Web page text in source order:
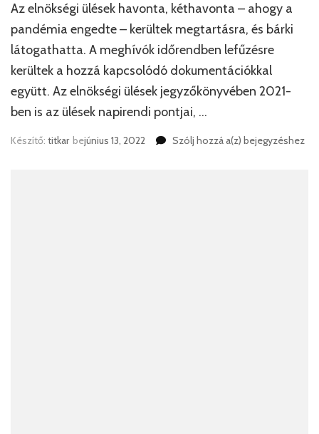
Az elnökségi ülések havonta, kéthavonta – ahogy a
pandémia engedte – kerültek megtartásra, és bárki
látogathatta. A meghívók időrendben lefűzésre
kerültek a hozzá kapcsolódó dokumentációkkal
együtt. Az elnökségi ülések jegyzőkönyvében 2021-
ben is az ülések napirendi pontjai, …
Készítő: titkar bejúnius 13, 2022 Szólj hozzá a(z) Tósokberéndért
bejegyzéshez